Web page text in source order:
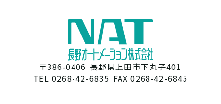
〒386-0406 長野県上田市下丸子401
TEL 0268-42-6835 FAX 0268-42-6845